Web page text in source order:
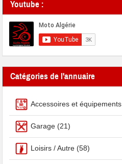
Youtube :
Catégories de l'annuaire
Accessoires et équipements
Garage (21)
Loisirs / Autre (58)